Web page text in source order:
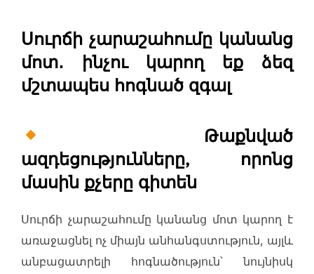
Սուրճի չարաշահումը կանանց
մոտ․ ինչու կարող եք ձեզ
մշտապես հոգնած զգալ
Թաքնված
ազդեցությունները, որոնց
մասին քչերը գիտեն
Սուրճի չարաշահումը կանանց մոտ կարող է
առաջացնել ոչ միայն անհանգստություն, այլև
անբացատրելի հոգնածություն՝ նույնիսկ